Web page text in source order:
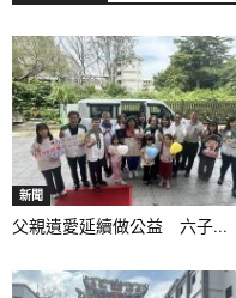
新聞
父親遺愛延續做公益 六子...